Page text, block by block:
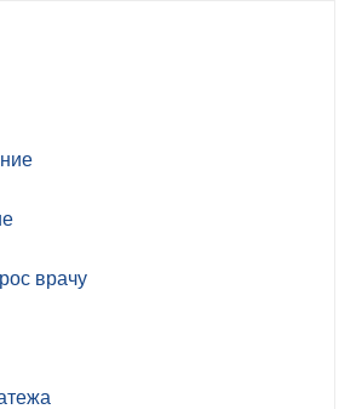
врачу